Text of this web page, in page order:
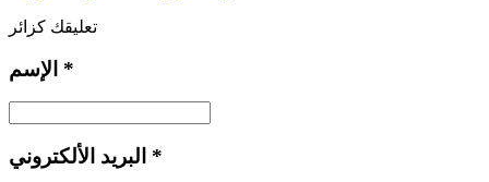
تعليقك كزائر
*
*